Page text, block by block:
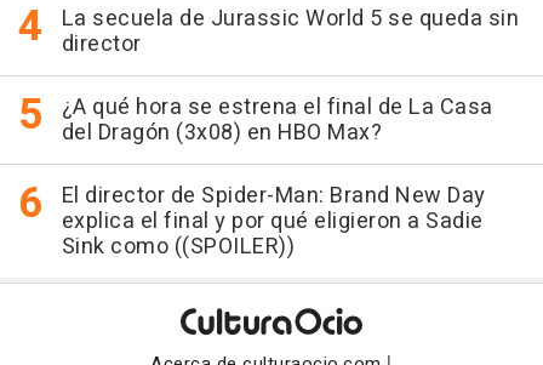
La secuela de Jurassic World 5 se queda sin
director
¿A qué hora se estrena el final de La Casa
del Dragón (3x08) en HBO Max?
El director de Spider-Man: Brand New Day
explica el final y por qué eligieron a Sadie
Sink como ((SPOILER))